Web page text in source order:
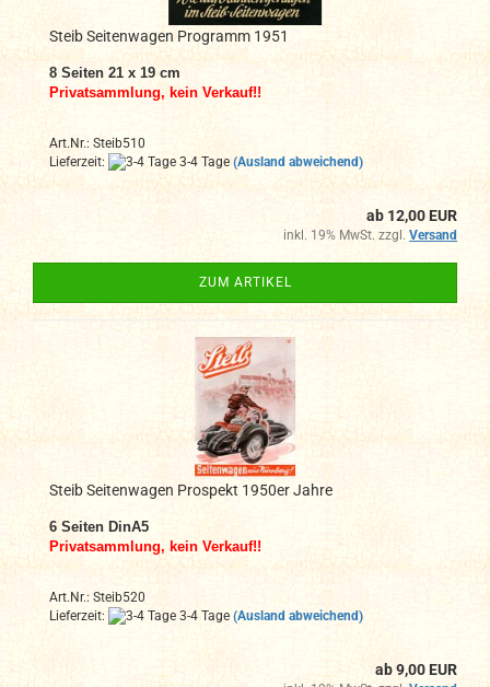
Steib Seitenwagen Programm 1951
8 Seiten 21 x 19 cm
Privatsammlung, kein Verkauf!!
Art.Nr.: Steib510
Lieferzeit:
3-4 Tage (Ausland abweichend)
ab 12,00 EUR
inkl. 19% MwSt. zzgl. Versand
ZUM ARTIKEL
Steib Seitenwagen Prospekt 1950er Jahre
6 Seiten DinA5
Privatsammlung, kein Verkauf!!
Art.Nr.: Steib520
Lieferzeit:
3-4 Tage (Ausland abweichend)
ab 9,00 EUR